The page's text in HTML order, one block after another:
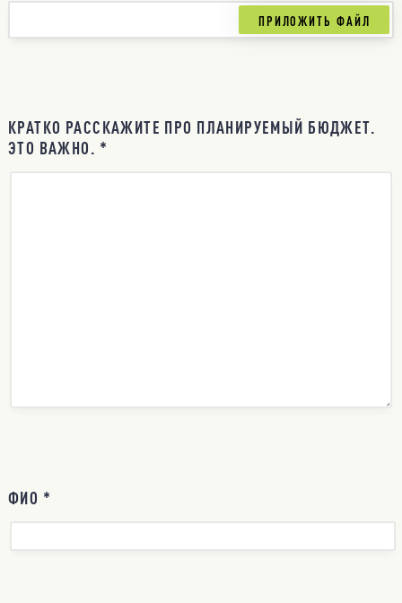
КРАТКО РАССКАЖИТЕ ПРО ПЛАНИРУЕМЫЙ БЮДЖЕТ.
ЭТО ВАЖНО. *
ФИО *